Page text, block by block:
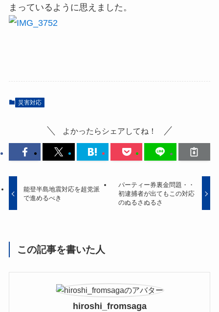
まっているように思えました。
災害対応
よかったらシェアしてね！
能登半島地震対応を超党派
で進めるべき
パーティー券裏金問題・・
初逮捕者が出てもこの対応
のぬるさぬるさ
この記事を書いた人
hiroshi_fromsaga